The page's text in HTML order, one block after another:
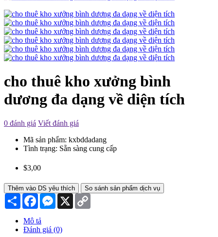
cho thuê kho xưởng bình
dương đa dạng về diện tích
0 đánh giá Viết đánh giá
Mã sản phẩm: kxbddadang
Tình trạng: Sẵn sàng cung cấp
$3,00
Thêm vào DS yêu thích So sánh sản phẩm dịch vụ
Chia
sẻ
FacebookMessenger
X
Mô tả
Đánh giá (0)